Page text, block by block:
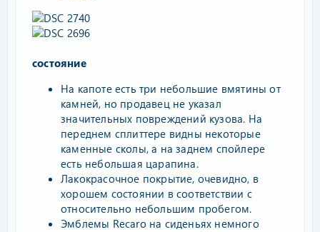
состояние
На капоте есть три небольшие вмятины от
камней, но продавец не указал
значительных повреждений кузова. На
переднем сплиттере видны некоторые
каменные сколы, а на заднем спойлере
есть небольшая царапина.
Лакокрасочное покрытие, очевидно, в
хорошем состоянии в соответствии с
относительно небольшим пробегом.
Эмблемы Recaro на сиденьях немного